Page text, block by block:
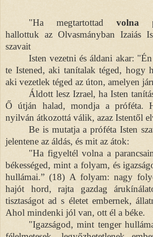
"Ha megtartottad volna
hallottuk az Olvasmányban Izaiás
szavait
Isten vezetni és áldani akar:
te Istened, aki tanítalak téged, hogy
aki vezetlek téged az úton, amelyen
Áldott lesz Izrael, ha Isten
Ő útján halad, mondja a próféta.
nyilván átkozottá válik, azaz Istentől
Be is mutatja a próféta Isten
jelentene az áldás, és mit az átok:
"Ha figyeltél volna a
békességed, mint a folyam, és
hullámai.” (18) A folyam: nagy
hajót hord, rajta gazdag
tisztaságot ad s életet embernek,
Ahol mindenki jól van, ott él a béke.
"Igazságod, mint tenger